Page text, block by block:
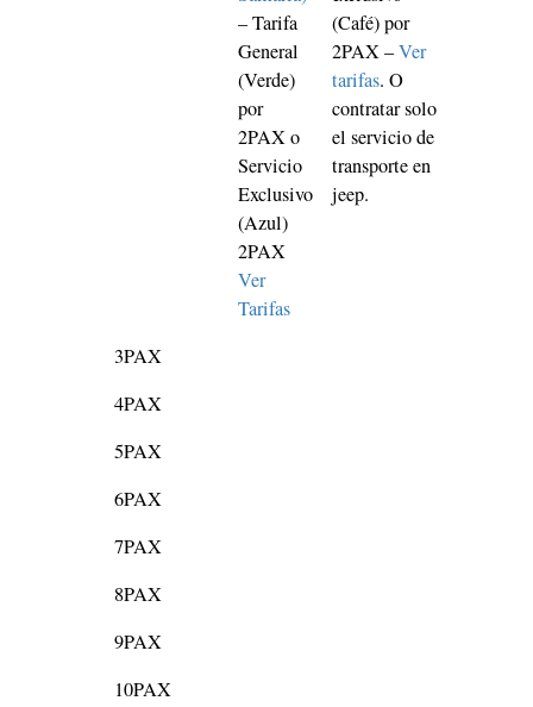
– Tarifa
General
(Verde)
por
2PAX o
Servicio
Exclusivo
(Azul)
2PAX
Ver
Tarifas
(Café) por
2PAX –Ver
tarifas. O
contratar solo
el servicio de
transporte en
jeep.
3PAX
4PAX
5PAX
6PAX
7PAX
8PAX
9PAX
10PAX